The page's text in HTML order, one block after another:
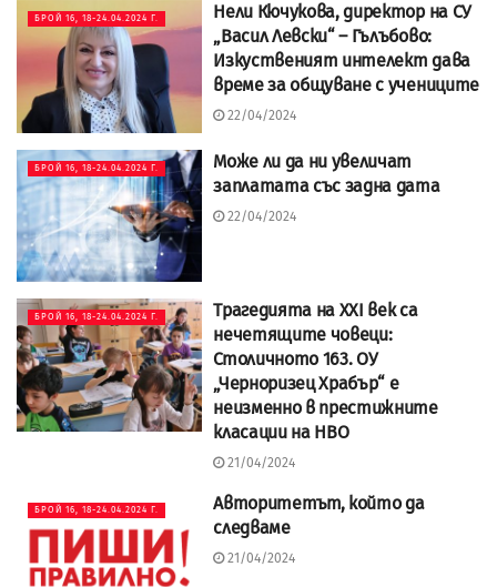
БРОЙ 16, 18-24.04.2024 Г.
Нели Кючукова, директор на СУ
„Васил Левски“ – Гълъбово:
Изкуственият интелект дава
време за общуване с учениците
22/04/2024
БРОЙ 16, 18-24.04.2024 Г.
Може ли да ни увеличат
заплатата със задна дата
22/04/2024
БРОЙ 16, 18-24.04.2024 Г.
Трагедията на XXI век са
нечетящите човеци:
Столичното 163. ОУ
„Черноризец Храбър“ е
неизменно в престижните
класации на НВО
21/04/2024
БРОЙ 16, 18-24.04.2024 Г.
Авторитетът, който да
следваме
21/04/2024